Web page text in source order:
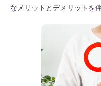
なメリットとデメリットを